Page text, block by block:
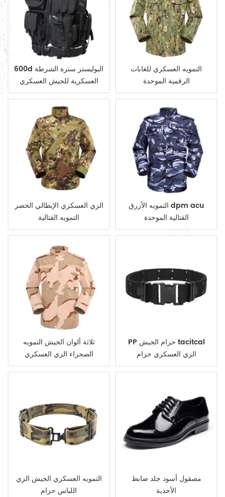
600d البوليستر سترة الشرطة
العسكرية للجيش العسكري
التمويه العسكري للغابات
الرقمية الموحدة
الزي العسكري الإيطالي الخضر
التمويه القتالية
التمويه الأزرق dpm acu
القتالية الموحدة
ثلاثة ألوان الجيش التمويه
الصحراء الزي العسكري
PP حزام الجيش tacitcal
الزي العسكري حزام
التمويه العسكري الجيش الزي
اللباس حزام
مصقول أسود جلد ضابط
الأحذية